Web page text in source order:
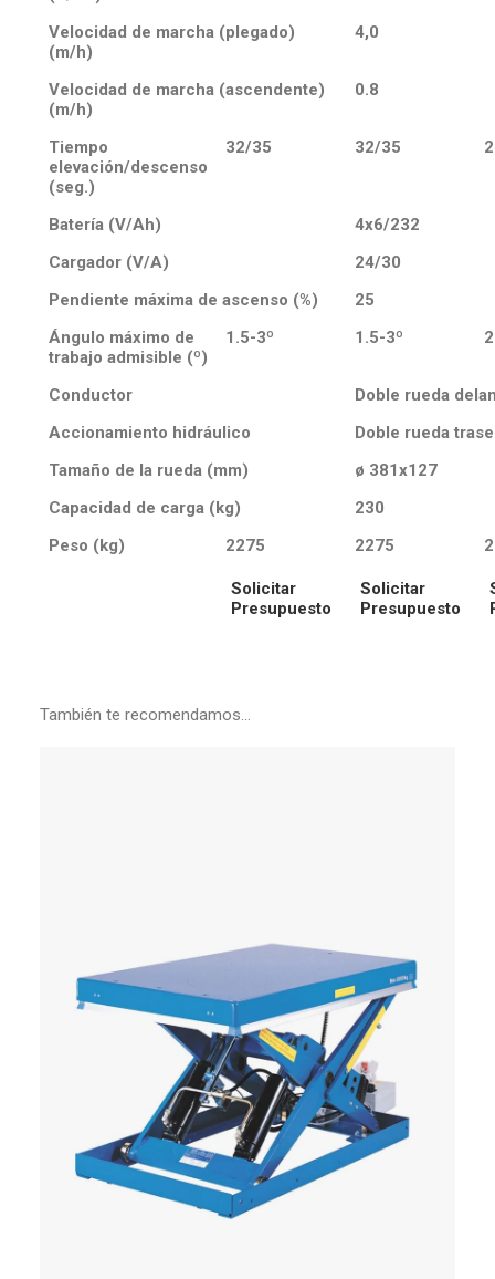
Velocidad de marcha (plegado)
(m/h)
4,0
Velocidad de marcha (ascendente)
(m/h)
0.8
Tiempo
elevación/descenso
(seg.)
32/35 32/35
Batería (V/Ah)
4x6/232
Cargador (V/A)
24/30
Pendiente máxima de ascenso (%)
25
Ángulo máximo de
trabajo admisible (º)
1.5-3º 1.5-3º
Conductor
Doble rueda
Accionamiento hidráulico
Doble rueda
Tamaño de la rueda (mm)
ø 381x127
Capacidad de carga (kg)
230
Peso (kg)
2275 2275
Solicitar
Presupuesto
Solicitar
Presupuesto
También te recomendamos…